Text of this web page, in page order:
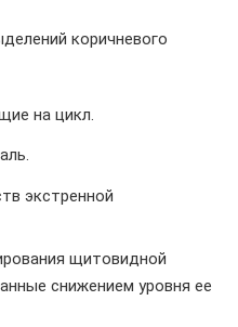
коричневого
на цикл.
экстренной
щитовидной
снижением уровня ее